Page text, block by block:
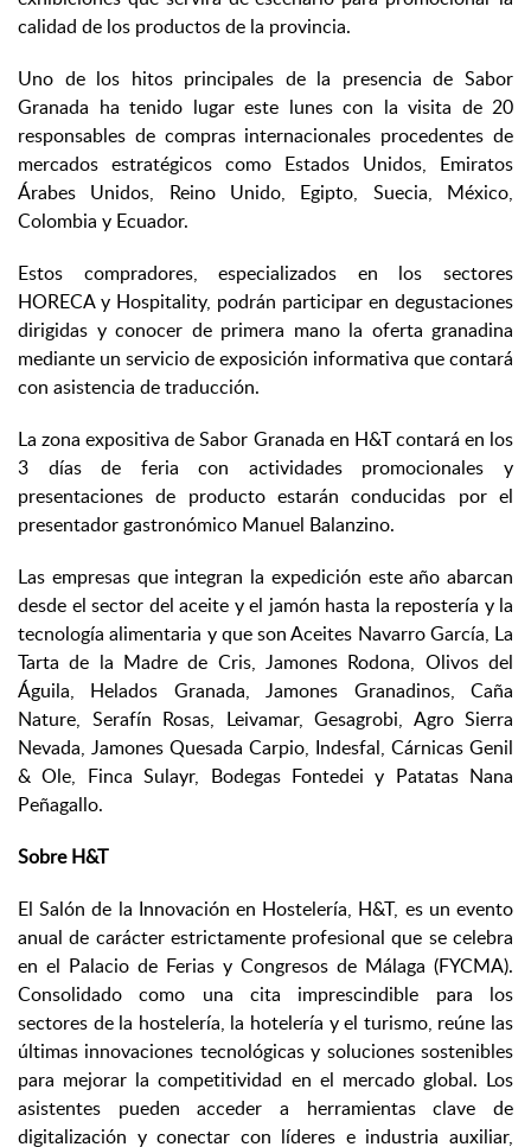
calidad de los productos de la provincia.
Uno de los hitos principales de la presencia de Sabor
Granada ha tenido lugar este lunes con la visita de 20
responsables de compras internacionales procedentes de
mercados estratégicos como Estados Unidos, Emiratos
Árabes Unidos, Reino Unido, Egipto, Suecia, México,
Colombia y Ecuador.
Estos compradores, especializados en los sectores
HORECA y Hospitality, podrán participar en degustaciones
dirigidas y conocer de primera mano la oferta granadina
mediante un servicio de exposición informativa que contará
con asistencia de traducción.
La zona expositiva de Sabor Granada en H&T contará en los
3 días de feria con actividades promocionales y
presentaciones de producto estarán conducidas por el
presentador gastronómico Manuel Balanzino.
Las empresas que integran la expedición este año abarcan
desde el sector del aceite y el jamón hasta la repostería y la
tecnología alimentaria y que son Aceites Navarro García, La
Tarta de la Madre de Cris, Jamones Rodona, Olivos del
Águila, Helados Granada, Jamones Granadinos, Caña
Nature, Serafín Rosas, Leivamar, Gesagrobi, Agro Sierra
Nevada, Jamones Quesada Carpio, Indesfal, Cárnicas Genil
& Ole, Finca Sulayr, Bodegas Fontedei y Patatas Nana
Peñagallo.
Sobre H&T
El Salón de la Innovación en Hostelería, H&T, es un evento
anual de carácter estrictamente profesional que se celebra
en el Palacio de Ferias y Congresos de Málaga (FYCMA).
Consolidado como una cita imprescindible para los
sectores de la hostelería, la hotelería y el turismo, reúne las
últimas innovaciones tecnológicas y soluciones sostenibles
para mejorar la competitividad en el mercado global. Los
asistentes pueden acceder a herramientas clave de
digitalización y conectar con líderes e industria auxiliar,